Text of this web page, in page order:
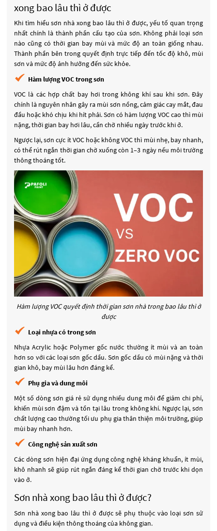
xong bao lâu thì ở được
Khi tìm hiểu sơn nhà xong bao lâu thì ở được, yếu tố quan trọng
nhất chính là thành phần cấu tạo của sơn. Không phải loại sơn
nào cũng có thời gian bay mùi và mức độ an toàn giống nhau.
Thành phần bên trong quyết định trực tiếp đến tốc độ khô, mùi
sơn và mức độ ảnh hưởng đến sức khỏe.
Hàm lượng VOC trong sơn
VOC là các hợp chất bay hơi trong không khí sau khi sơn. Đây
chính là nguyên nhân gây ra mùi sơn nồng, cảm giác cay mắt, đau
đầu hoặc khó chịu khi hít phải. Sơn có hàm lượng VOC cao thì mùi
nặng, thời gian bay hơi lâu, cần chờ nhiều ngày trước khi ở.
Ngược lại, sơn cực ít VOC hoặc không VOC thì mùi nhẹ, bay nhanh,
có thể rút ngắn thời gian chờ xuống còn 1–3 ngày nếu môi trường
thông thoáng tốt.
Hàm lượng VOC quyết định thời gian sơn nhà trong bao lâu thì ở
được
Loại nhựa có trong sơn
Nhựa Acrylic hoặc Polymer gốc nước thường ít mùi và an toàn
hơn so với các loại sơn gốc dầu. Sơn gốc dầu có mùi nặng và thời
gian khô, bay mùi lâu hơn đáng kể.
Phụ gia và dung môi
Một số dòng sơn giá rẻ sử dụng nhiều dung môi để giảm chi phí,
khiến mùi sơn đậm và tồn tại lâu trong không khí. Ngược lại, sơn
chất lượng cao thường tối ưu phụ gia thân thiện môi trường, giúp
mùi bay nhanh hơn.
Công nghệ sản xuất sơn
Các dòng sơn hiện đại ứng dụng công nghệ kháng khuẩn, ít mùi,
khô nhanh sẽ giúp rút ngắn đáng kể thời gian chờ trước khi dọn
vào ở.
Sơn nhà xong bao lâu thì ở được?
Sơn nhà xong bao lâu thì ở được sẽ phụ thuộc vào loại sơn sử
dụng và điều kiện thông thoáng của không gian.